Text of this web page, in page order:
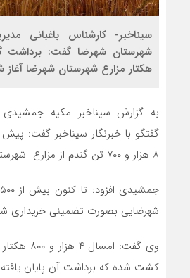
سیناخبر- كارشناس باغبانی
هکتار مزارع شهرستان شهرضا آغاز
به گزارش سیناخبر مکیه جمشیدی
گفتگو با خبرنگار سیناخبر گفت:
۸ هزار و ۷۰۰ تن گندم از مزارع شهرستان برداشت شود.
شهرضایی بصورت تضمینی خریداری
وی گفت:
کشت شده که برداشت آن پایان